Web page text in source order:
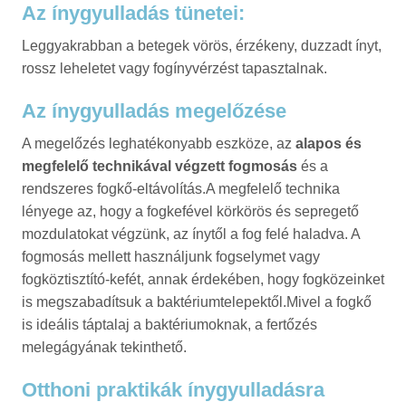
Az ínygyulladás tünetei:
Leggyakrabban a betegek vörös, érzékeny, duzzadt ínyt,
rossz leheletet vagy fogínyvérzést tapasztalnak.
Az ínygyulladás megelőzése
A megelőzés leghatékonyabb eszköze, az alapos és
megfelelő technikával végzett fogmosásés a
rendszeres fogkő-eltávolítás.A megfelelő technika
lényege az, hogy a fogkefével körkörös és sepregető
mozdulatokat végzünk, az ínytől a fog felé haladva. A
fogmosás mellett használjunk fogselymet vagy
fogköztisztító-kefét, annak érdekében, hogy fogközeinket
is megszabadítsuk a baktériumtelepektől.Mivel a fogkő
is ideális táptalaj a baktériumoknak, a fertőzés
melegágyának tekinthető.
Otthoni praktikák ínygyulladásra